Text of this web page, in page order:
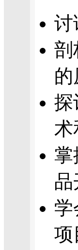
讨
剖
的
探
术
掌
品
学
项